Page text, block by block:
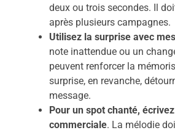
deux ou trois secondes. Il
après plusieurs campagnes.
Utilisez la surprise avec
note inattendue ou un
peuvent renforcer la
surprise, en revanche,
message.
Pour un spot chanté,
commerciale. La mélodie